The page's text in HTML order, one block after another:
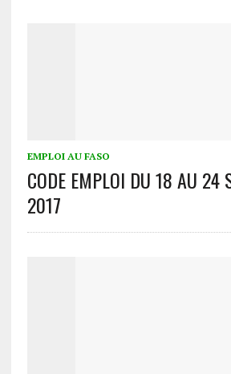
EMPLOI AU FASO
CODE EMPLOI DU 18 AU 24
2017